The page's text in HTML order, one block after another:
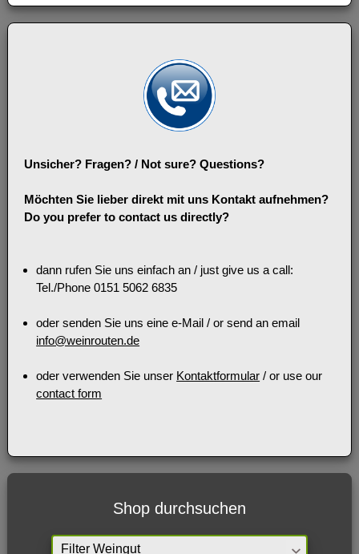
Unsicher? Fragen? / Not sure? Questions?
Möchten Sie lieber direkt mit uns Kontakt aufnehmen?
Do you prefer to contact us directly?
dann rufen Sie uns einfach an / just give us a call:
Tel./Phone 0151 5062 6835
oder senden Sie uns eine e-Mail / or send an email
info@weinrouten.de
oder verwenden Sie unser Kontaktformular / or use our
contact form
Shop durchsuchen